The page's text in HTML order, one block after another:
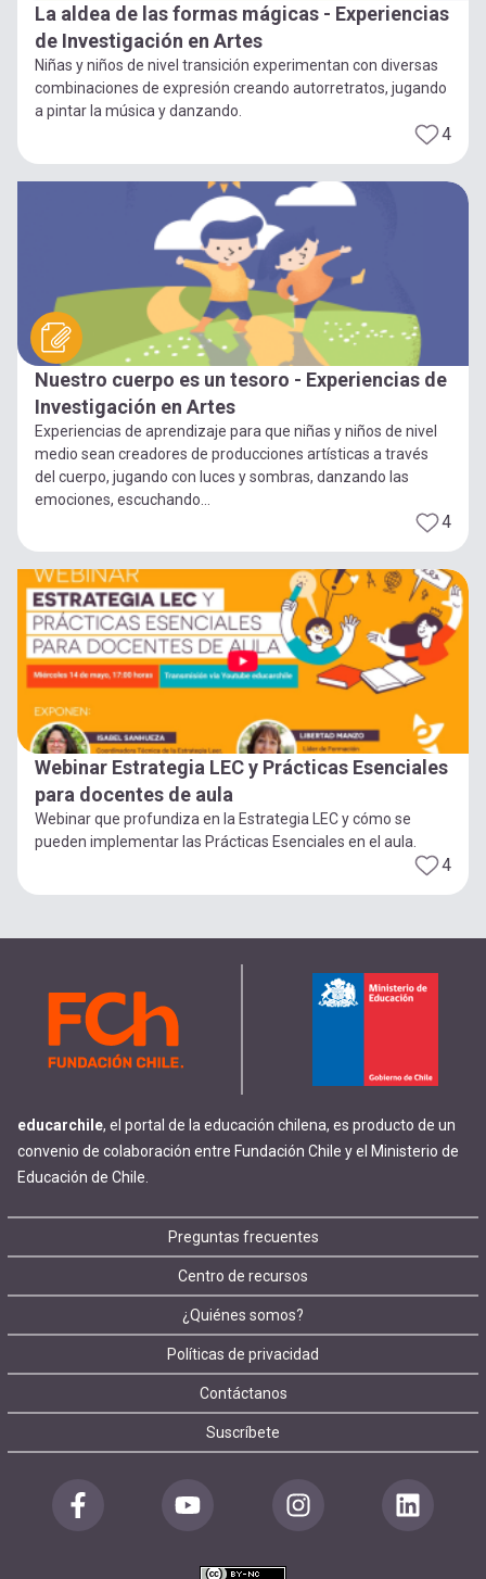
La aldea de las formas mágicas - Experiencias
de Investigación en Artes
Niñas y niños de nivel transición experimentan con diversas
combinaciones de expresión creando autorretratos, jugando
a pintar la música y danzando.
4
Nuestro cuerpo es un tesoro - Experiencias de
Investigación en Artes
Experiencias de aprendizaje para que niñas y niños de nivel
medio sean creadores de producciones artísticas a través
del cuerpo, jugando con luces y sombras, danzando las
emociones, escuchando...
4
Webinar Estrategia LEC y Prácticas Esenciales
para docentes de aula
Webinar que profundiza en la Estrategia LEC y cómo se
pueden implementar las Prácticas Esenciales en el aula.
4
educarchile, el portal de la educación chilena, es producto de un
convenio de colaboración entre Fundación Chile y el Ministerio de
Educación de Chile.
Footer
menu
Preguntas frecuentes
Centro de recursos
¿Quiénes somos?
Políticas de privacidad
Contáctanos
Suscríbete
Redes